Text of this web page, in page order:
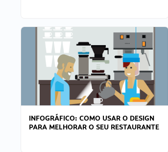
INFOGRÁFICO: COMO USAR O DESIGN
PARA MELHORAR O SEU RESTAURANTE